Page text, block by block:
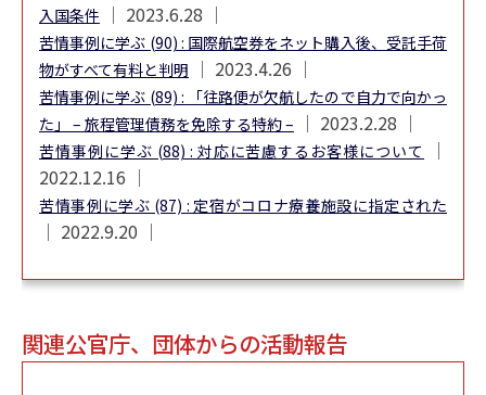
入国条件
│ 2023.6.28 │
苦情事例に学ぶ (90) : 国際航空券をネット購入後、受託手荷
物がすべて有料と判明
│ 2023.4.26 │
苦情事例に学ぶ (89) : 「往路便が欠航したので自力で向かっ
た」 – 旅程管理債務を免除する特約 –
│ 2023.2.28 │
苦情事例に学ぶ (88) : 対応に苦慮するお客様について
│
2022.12.16 │
苦情事例に学ぶ (87) : 定宿がコロナ療養施設に指定された
│ 2022.9.20 │
関連公官庁、団体からの活動報告